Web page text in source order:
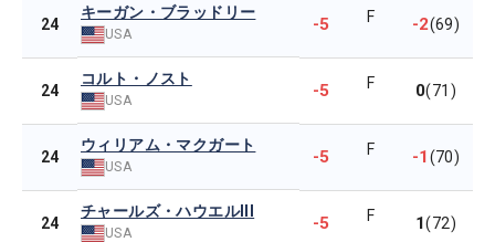
24
キーガン・ブラッドリー
USA -5 F -2(69)
24
コルト・ノスト
USA -5 F 0(71)
24
ウィリアム・マクガート
USA -5 F -1(70)
24
チャールズ・ハウエルIII
USA -5 F 1(72)